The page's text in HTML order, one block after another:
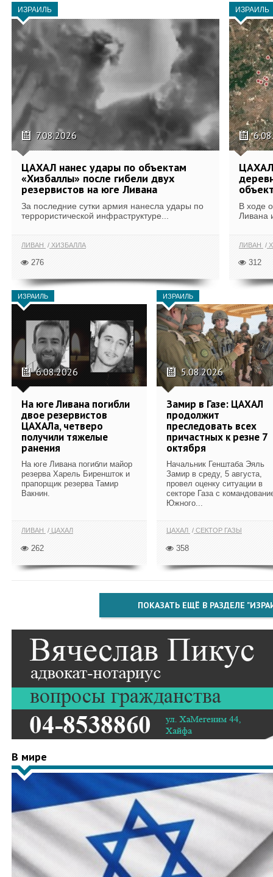
ИЗРАИЛЬ
7.08.2026
ЦАХАЛ нанес удары по объектам
«Хизбаллы» после гибели двух
резервистов на юге Ливана
За последние сутки армия нанесла удары по
террористической инфраструктуре...
ЛИВАН ХИЗБАЛЛА
276
ИЗРАИЛЬ
В ходе
Ливана
ЛИВАН
312
ИЗРАИЛЬ
6.08.2026
На юге Ливана погибли
двое резервистов
ЦАХАЛа, четверо
получили тяжелые
ранения
На юге Ливана погибли майор
резерва Харель Биреншток и
прапорщик резерва Тамир
Вакнин.
ЛИВАН ЦАХАЛ
262
ИЗРАИЛЬ
5.08.2026
Замир в Газе: ЦАХАЛ
продолжит
преследовать всех
причастных к резне 7
октября
Начальник Генштаба Эяль
Замир в среду, 5 августа,
провел оценку ситуации в
секторе Газа с
Южного...
ЦАХАЛ СЕКТОР ГАЗЫ
358
ПОКАЗАТЬ ЕЩЁ В РАЗДЕЛЕ
В мире